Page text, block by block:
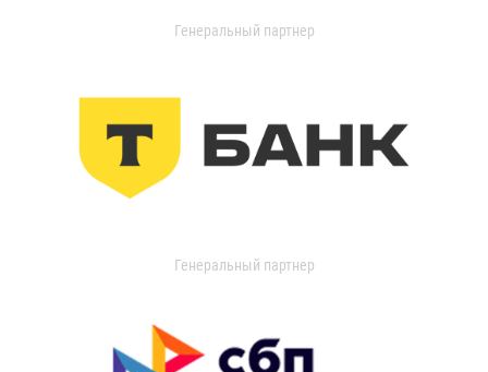
Генеральный партнер
Генеральный партнер